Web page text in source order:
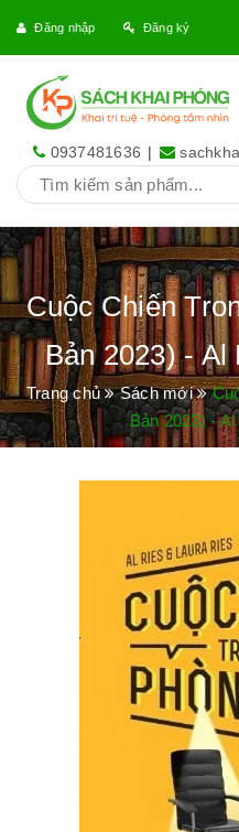
Đăng nhập Đăng ký
0937481636 |
Cuộc Chiến
Bản 2023) - Al
Trang chủ Sách mới
Bản 2023) -